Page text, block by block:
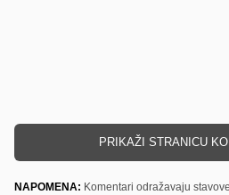
PRIKAŽI STRANICU
NAPOMENA: Komentari odražavaju